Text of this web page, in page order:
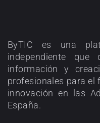
ByTIC es una
independiente
información y
profesionales para el
innovación en las
España.